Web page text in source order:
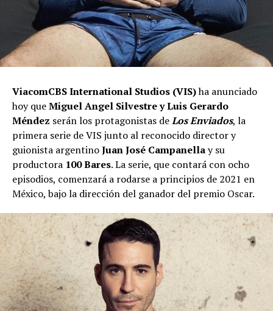
ViacomCBS International Studios (VIS)ha anunciado
hoy queMiguel Angel Silvestre y Luis Gerardo
Méndez serán los protagonistas deLos Enviados, la
primera serie de VIS junto al reconocido director y
guionista argentinoJuan José Campanellay su
productora 100 Bares. La serie, que contará con ocho
episodios, comenzará a rodarse a principios de 2021 en
México, bajo la dirección del ganador del premio Oscar.